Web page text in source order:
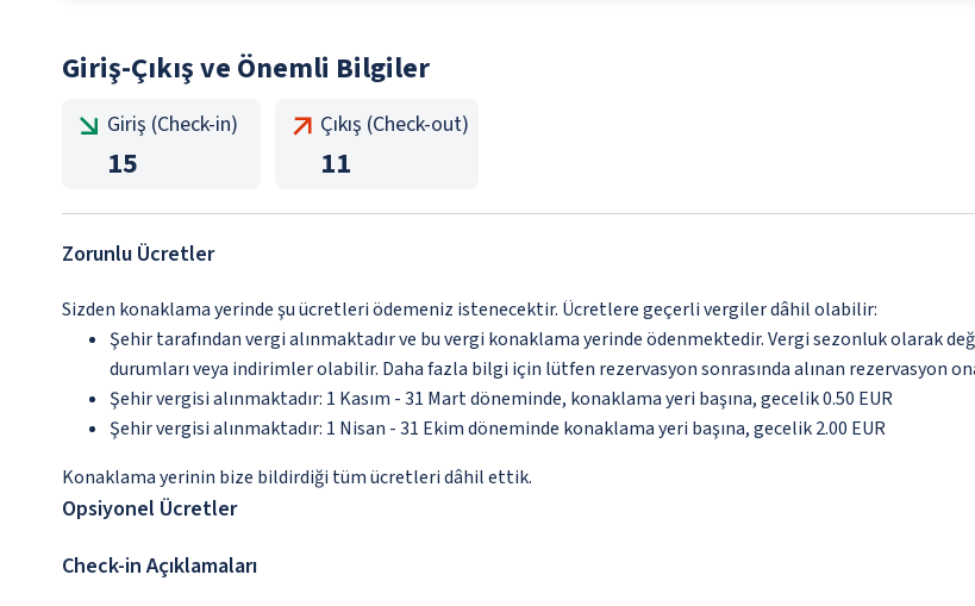
Giriş-Çıkış ve Önemli Bilgiler
Giriş (Check-in)
15
Çıkış (Check-out)
11
Zorunlu Ücretler
Sizden konaklama yerinde şu ücretleri ödemeniz istenecektir. Ücretlere geçerli vergiler dâhil olabilir:
Şehir tarafından vergi alınmaktadır ve bu vergi konaklama yerinde ödenmektedir. Vergi sezonluk olarak
durumları veya indirimler olabilir. Daha fazla bilgi için lütfen rezervasyon sonrasında alınan rezervasyon
Şehir vergisi alınmaktadır: 1 Kasım - 31 Mart döneminde, konaklama yeri başına, gecelik 0.50 EUR
Şehir vergisi alınmaktadır: 1 Nisan - 31 Ekim döneminde konaklama yeri başına, gecelik 2.00 EUR
Konaklama yerinin bize bildirdiği tüm ücretleri dâhil ettik.
Opsiyonel Ücretler
Check-in Açıklamaları